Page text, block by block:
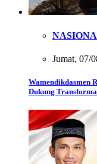
Jumat, 07/
Wamendikdasmen
Dukung